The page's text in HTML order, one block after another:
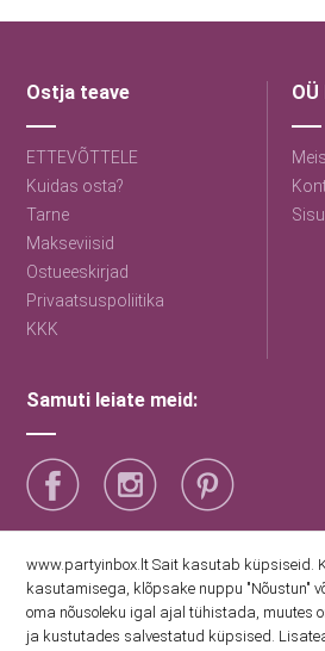
Ostja teave
ETTEVÕTTELE
Kuidas osta?
Tarne
Makseviisid
Ostueeskirjad
Privaatsuspoliitika
KKK
Samuti leiate meid:
Saage esimestena uudiseid
Nõustun Party Inboxi
www.partyinbox.lt Sait kasutab küpsiseid.
kasutamisega, klõpsake nuppu "Nõustun"
oma nõusoleku igal ajal tühistada, muutes
ja kustutades salvestatud küpsised.